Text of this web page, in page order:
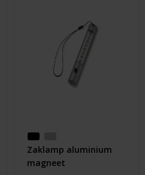
Zaklamp aluminium
magneet